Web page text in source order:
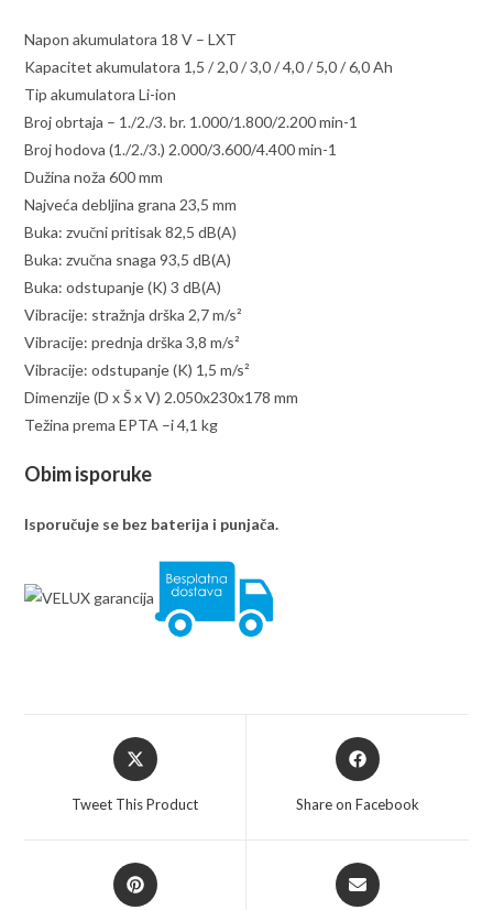
Napon akumulatora 18 V – LXT
Kapacitet akumulatora 1,5 / 2,0 / 3,0 / 4,0 / 5,0 / 6,0 Ah
Tip akumulatora Li-ion
Broj obrtaja – 1./2./3. br. 1.000/1.800/2.200 min-1
Broj hodova (1./2./3.) 2.000/3.600/4.400 min-1
Dužina noža 600 mm
Najveća debljina grana 23,5 mm
Buka: zvučni pritisak 82,5 dB(A)
Buka: zvučna snaga 93,5 dB(A)
Buka: odstupanje (K) 3 dB(A)
Vibracije: stražnja drška 2,7 m/s²
Vibracije: prednja drška 3,8 m/s²
Vibracije: odstupanje (K) 1,5 m/s²
Dimenzije (D x Š x V) 2.050x230x178 mm
Težina prema EPTA –i 4,1 kg
Obim isporuke
Isporučuje se bez baterija i punjača.
Opens
in
Tweet This Product
Opens
in
Share on Facebook
Opens
in
Opens
in